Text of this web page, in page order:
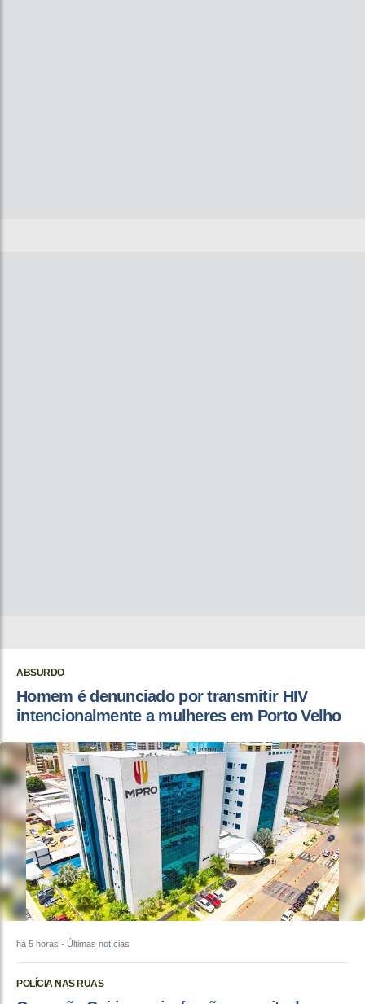
ABSURDO
Homem é denunciado por transmitir HIV
intencionalmente a mulheres em Porto Velho
há 5 horas - Últimas notícias
POLÍCIA NAS RUAS